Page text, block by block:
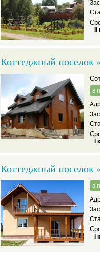
Коттеджный поселок
в
I
Коттеджный поселок
в
I